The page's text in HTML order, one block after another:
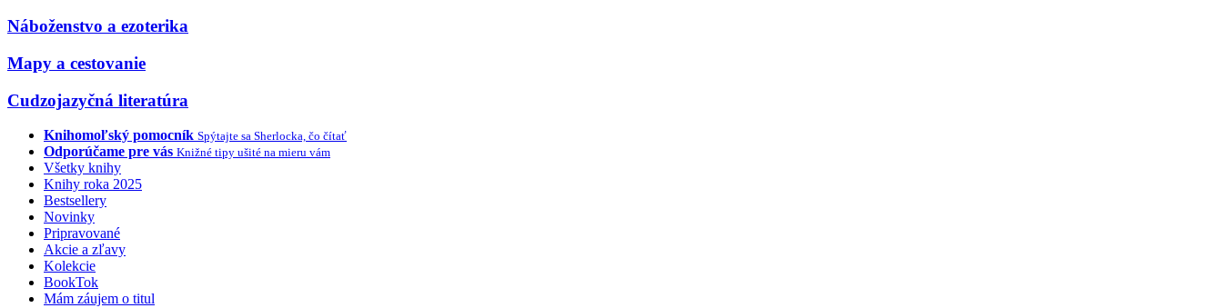
Náboženstvo a ezoterika
Mapy a cestovanie
Cudzojazyčná literatúra
Knihomoľský pomocník Spýtajte sa Sherlocka, čo čítať
Odporúčame pre vás Knižné tipy ušité na mieru vám
Všetky knihy
Knihy roka 2025
Bestsellery
Novinky
Pripravované
Akcie a zľavy
Kolekcie
BookTok
Mám záujem o titul